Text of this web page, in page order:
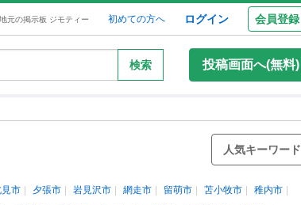
地元の掲示板 ジモティー 初めての方へ ログイン 会員登録
検索 投稿画面へ(無料)
人気キーワード
市 夕張市 岩見沢市 網走市 留萌市 苫小牧市
稚内市